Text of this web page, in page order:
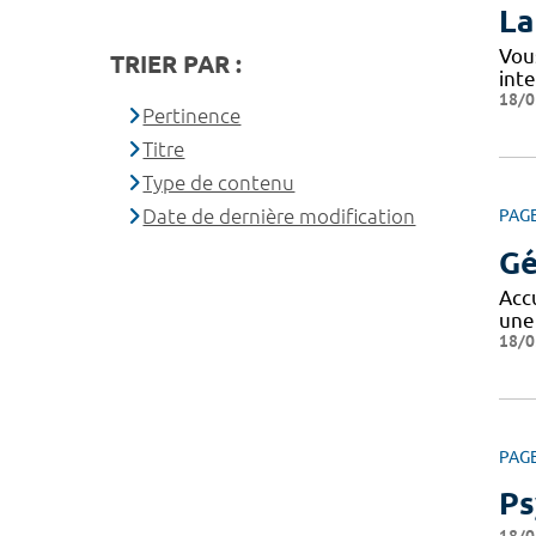
18/
18/
TRIER PAR :
Pertinence
Titre
Type de contenu
Date de dernière modification